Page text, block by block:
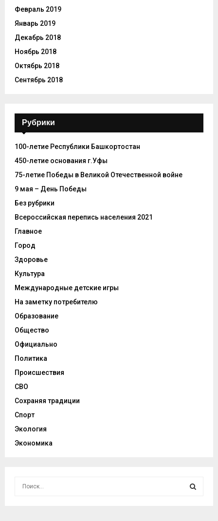
Февраль 2019
Январь 2019
Декабрь 2018
Ноябрь 2018
Октябрь 2018
Сентябрь 2018
Рубрики
100-летие Республики Башкортостан
450-летие основания г.Уфы
75-летие Победы в Великой Отечественной войне
9 мая – День Победы
Без рубрики
Всероссийская перепись населения 2021
Главное
Город
Здоровье
Культура
Международные детские игры
На заметку потребителю
Образование
Общество
Официально
Политика
Происшествия
СВО
Сохраняя традиции
Спорт
Экология
Экономика